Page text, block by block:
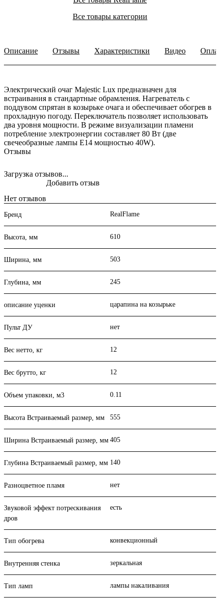
Все товары категории
Описание Отзывы Характеристики Видео
Электрический очаг Majestic Lux предназначен для
встраивания в стандартные обрамления. Нагреватель с
поддувом спрятан в козырьке очага и обеспечивает обогрев в
прохладную погоду. Переключатель позволяет использовать
два уровня мощности. В режиме визуализации пламени
потребление электроэнергии составляет 80 Вт (две
свечеобразные лампы E14 мощностью 40W).
Отзывы
Загрузка отзывов...
Нет отзывов
Добавить отзыв
Бренд RealFlame
Высота, мм 610
Ширина, мм 503
Глубина, мм 245
описание уценки царапина на козырьке
Пульт ДУ нет
Вес нетто, кг 12
Вес брутто, кг 12
Объем упаковки, м3 0.11
Высота Встраиваемый размер, мм 555
Ширина Встраиваемый размер, мм 405
Глубина Встраиваемый размер, мм 140
Разноцветное пламя нет
Звуковой эффект потрескивания
дров
есть
Тип обогрева конвекционный
Внутренняя стенка зеркальная
Тип ламп лампы накаливания